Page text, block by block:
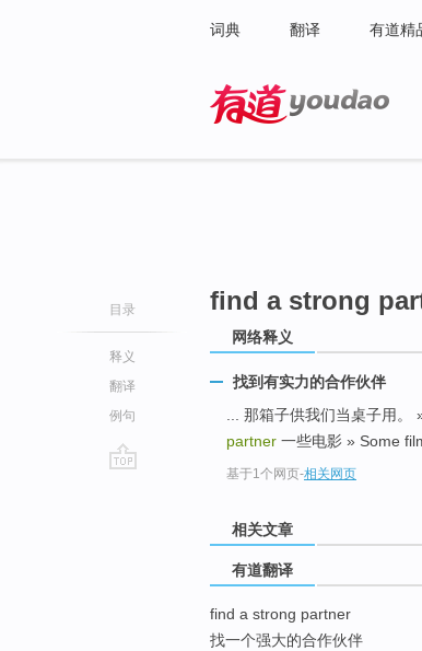
词典 翻译 有道精
目录
释义
翻译
例句
find a strong
网络释义
找到有实力的合作伙伴
... 那箱子供我们当桌子用
partner 一些电影 » Some
基于1个网页-相关网页
相关文章
有道翻译
find a strong partner
找一个强大的合作伙伴